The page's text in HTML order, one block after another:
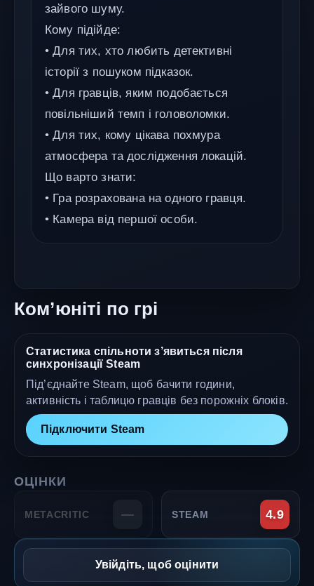
зайвого шуму.
Кому підійде:
• Для тих, хто любить детективні
історії з пошуком підказок.
• Для гравців, яким подобається
повільніший темп і головоломки.
• Для тих, кому цікава похмура
атмосфера та дослідження локацій.
Що варто знати:
• Гра розрахована на одного гравця.
• Камера від першої особи.
Ком’юніті по грі
Статистика спільноти з’явиться після
синхронізації Steam
Під’єднайте Steam, щоб бачити години,
активність і таблицю гравців без порожніх блоків.
Підключити Steam
ОЦІНКИ
METACRITIC — STEAM 4.9
Увійдіть, щоб оцінити